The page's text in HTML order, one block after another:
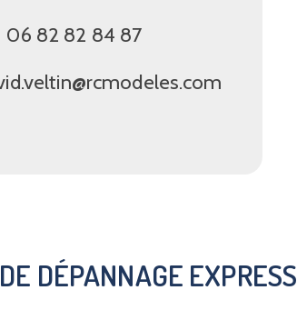
06 82 82 84 87
DÉPANNAGE EXPRESS